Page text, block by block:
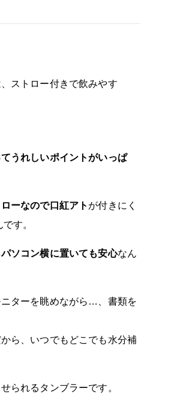
ストロー付きで飲みやす
うれしいポイントがいっぱ
ーなので口紅アト が付きにく
す。
パソコン横に置いても安心なん
ターを眺めながら…、書類を
ら、いつでもどこでも水分補
られるタンブラーです。